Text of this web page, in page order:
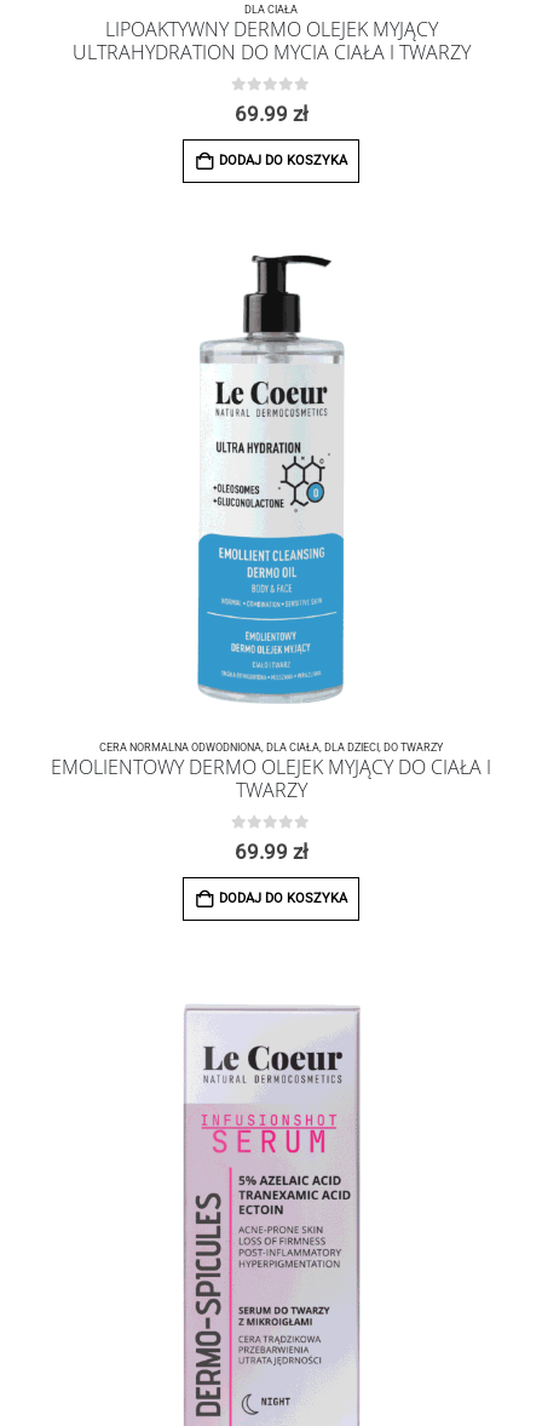
DLA CIAŁA
LIPOAKTYWNY DERMO OLEJEK MYJĄCY
ULTRAHYDRATION DO MYCIA CIAŁA I TWARZY
0z 5
69.99 zł
DODAJ DO KOSZYKA
CERA NORMALNA ODWODNIONA DLA CIAŁA DLA DZIECI DO TWARZY
EMOLIENTOWY DERMO OLEJEK MYJĄCY DO CIAŁA I
TWARZY
0z 5
69.99 zł
DODAJ DO KOSZYKA